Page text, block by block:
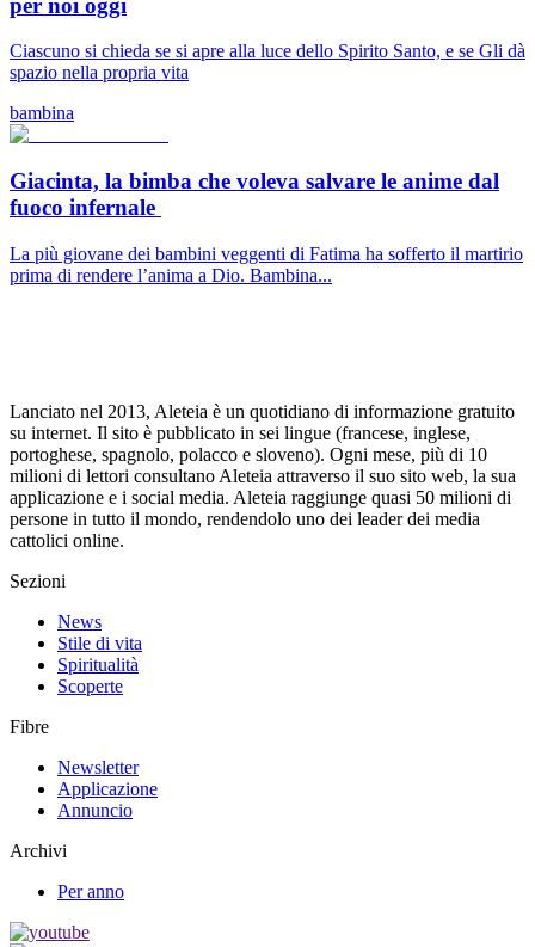
Ciascuno si chieda se si apre alla luce dello Spirito Santo, e se Gli dà
spazio nella propria vita
bambina
Giacinta, la bimba che voleva salvare le anime dal
fuoco infernale
La più giovane dei bambini veggenti di Fatima ha sofferto il martirio
prima di rendere l’anima a Dio. Bambina...
Lanciato nel 2013, Aleteia è un quotidiano di informazione gratuito
su internet. Il sito è pubblicato in sei lingue (francese, inglese,
portoghese, spagnolo, polacco e sloveno). Ogni mese, più di 10
milioni di lettori consultano Aleteia attraverso il suo sito web, la sua
applicazione e i social media. Aleteia raggiunge quasi 50 milioni di
persone in tutto il mondo, rendendolo uno dei leader dei media
cattolici online.
Sezioni
News
Stile di vita
Spiritualità
Scoperte
Fibre
Newsletter
Applicazione
Annuncio
Archivi
Per anno